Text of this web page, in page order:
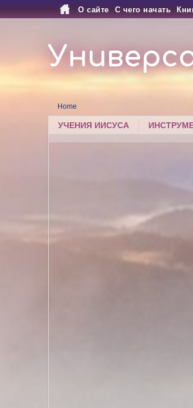
О сайте С чего начать
Home
УЧЕНИЯ ИИСУСА